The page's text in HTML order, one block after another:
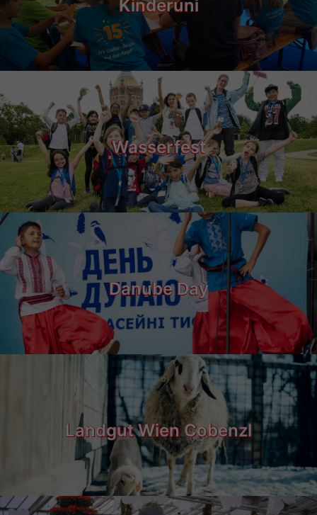
Kinderuni
Wasserfest
Danube Day
Landgut Wien Cobenzl